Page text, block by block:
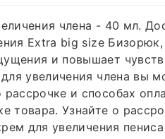
члена - 40 мл.
Extra big size Бизорюк,
и повышает
увеличения члена вы
и способах
товара. Узнайте о
для увеличения